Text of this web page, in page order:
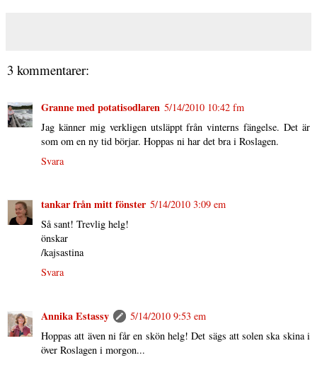
3 kommentarer:
Granne med potatisodlaren 5/14/2010 10:42 fm
Jag känner mig verkligen utsläppt från vinterns fängelse. Det är
som om en ny tid börjar. Hoppas ni har det bra i Roslagen.
Svara
tankar från mitt fönster 5/14/2010 3:09 em
Så sant! Trevlig helg!
önskar
/kajsastina
Svara
Annika Estassy
5/14/2010 9:53 em
Hoppas att även ni får en skön helg! Det sägs att solen ska skina i
över Roslagen i morgon...